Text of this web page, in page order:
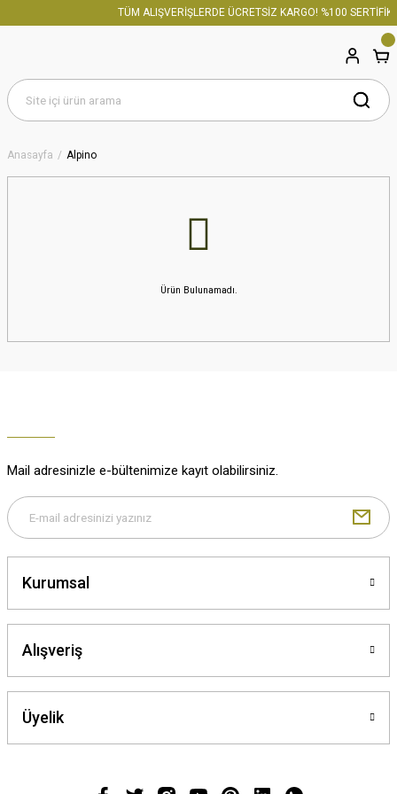
TÜM ALIŞVERİŞLERDE ÜCRETSİZ KARGO! %100
Anasayfa Alpino
Ürün Bulunamadı.
Mail adresinizle e-bültenimize kayıt olabilirsiniz.
Kurumsal
Alışveriş
Üyelik